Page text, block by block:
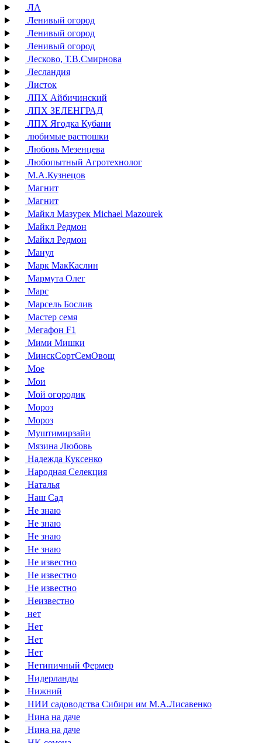
ЛА
Ленивый огород
Ленивый огород
Ленивый огород
Лесково, Т.В.Смирнова
Лесландия
Листок
ЛПХ Айбичинский
ЛПХ ЗЕЛЕНГРАД
ЛПХ Ягодка Кубани
любимые растюшки
Любовь Мезенцева
Любопытный Агротехнолог
М.А.Кузнецов
Магнит
Магнит
Майкл Мазурек Michael Mazourek
Майкл Редмон
Майкл Редмон
Манул
Марк МакКаслин
Мармута Олег
Марс
Марсель Бослив
Мастер семя
Мегафон F1
Мими Мишки
МинскСортСемОвощ
Мое
Мои
Мой огородик
Мороз
Мороз
Муштимирзайи
Мязина Любовь
Надежда Куксенко
Народная Селекция
Наталья
Наш Сад
Не знаю
Не знаю
Не знаю
Не знаю
Не известно
Не известно
Не известно
Неизвестно
нет
Нет
Нет
Нет
Нетипичный Фермер
Нидерланды
Нижний
НИИ садоводства Сибири им М.А.Лисавенко
Нина на даче
Нина на даче